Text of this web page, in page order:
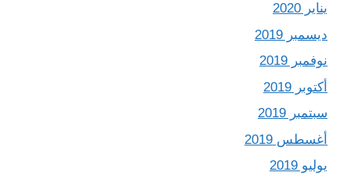
يناير 2020
ديسمبر 2019
نوفمبر 2019
أكتوبر 2019
سبتمبر 2019
أغسطس 2019
يوليو 2019